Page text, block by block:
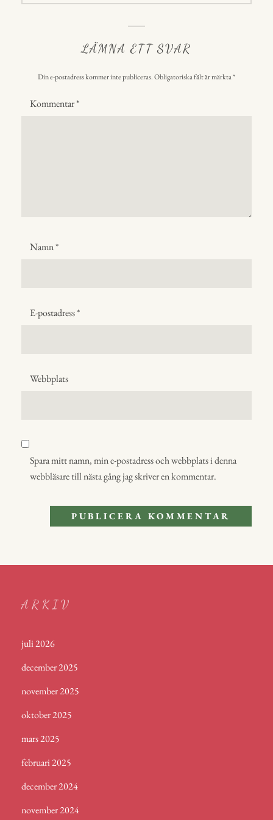
LÄMNA ETT SVAR
Din e-postadress kommer inte publiceras.Obligatoriska fält är märkta*
Kommentar*
Namn*
E-postadress*
Webbplats
Spara mitt namn, min e-postadress och webbplats i denna
webbläsare till nästa gång jag skriver en kommentar.
ARKIV
juli 2026
december 2025
november 2025
oktober 2025
mars 2025
februari 2025
december 2024
november 2024